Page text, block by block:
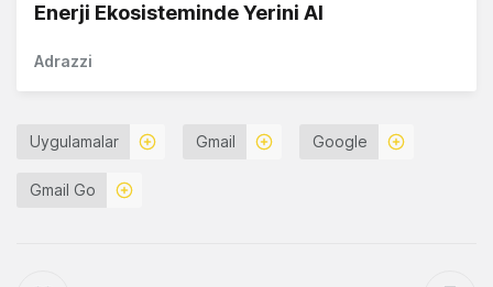
Enerji Ekosisteminde Yerini Al
Adrazzi
Uygulamalar Gmail Google
Gmail Go